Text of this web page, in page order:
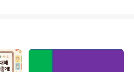
하지만 글로 쓸 때는 맞춤법에 맞게 쓰는 것이
제 '로서'와 '로써'는 알맞게..